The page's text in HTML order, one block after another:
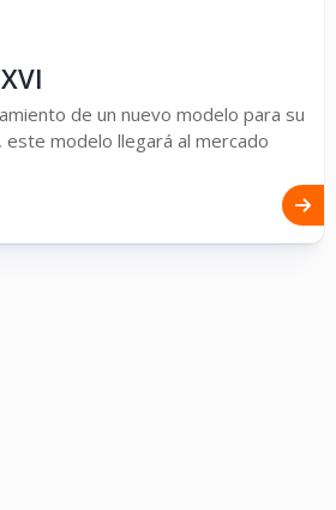
de un nuevo modelo para su
este modelo llegará al mercado